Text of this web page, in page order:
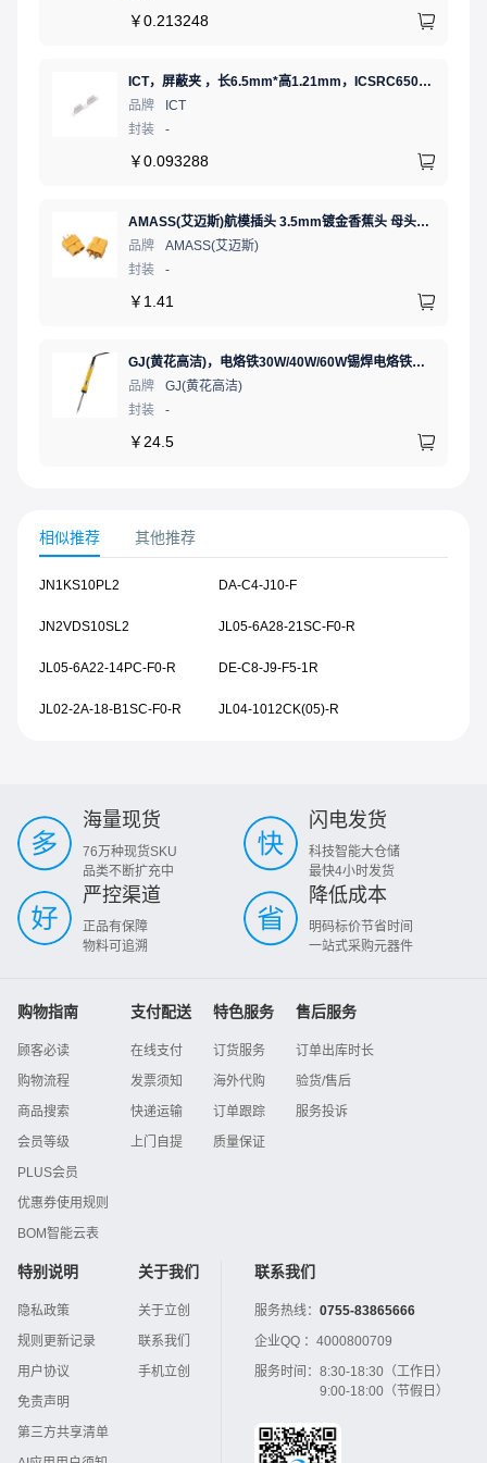
￥0.213248
ICT，屏蔽夹 ，长6.5mm*高1.21mm，ICSRC6508SFR
品牌
ICT
封装
-
￥0.093288
AMASS(艾迈斯)航模插头 3.5mm镀金香蕉头 母头XT60-F.G.Y
品牌
AMASS(艾迈斯)
封装
-
￥ 1.41
GJ(黄花高洁)，电烙铁30W/40W/60W锡焊电烙铁焊接工具电焊笔手机电子维修（内热35W），NO.435(35W)
品牌
GJ(黄花高洁)
封装
-
￥ 24.5
相似推荐 其他推荐
JN1KS10PL2 DA-C4-J10-F
JN2VDS10SL2 JL05-6A28-21SC-F0-R
JL05-6A22-14PC-F0-R DE-C8-J9-F5-1R
JL02-2A-18-B1SC-F0-R JL04-1012CK(05)-R
海量现货
76万种现货SKU
品类不断扩充中
闪电发货
科技智能大仓储
最快4小时发货
严控渠道
正品有保障
物料可追溯
降低成本
明码标价节省时间
一站式采购元器件
购物指南
顾客必读
购物流程
商品搜索
会员等级
PLUS会员
优惠券使用规则
BOM智能云表
支付配送
在线支付
发票须知
快递运输
上门自提
特色服务
订货服务
海外代购
订单跟踪
质量保证
售后服务
订单出库时长
验货/售后
服务投诉
特别说明
隐私政策
规则更新记录
用户协议
免责声明
第三方共享清单
关于我们
关于立创
联系我们
手机立创
联系我们
服务热线： 0755-83865666
企业QQ ： 4000800709
服务时间： 8:30-18:30（工作日）
9:00-18:00（节假日）